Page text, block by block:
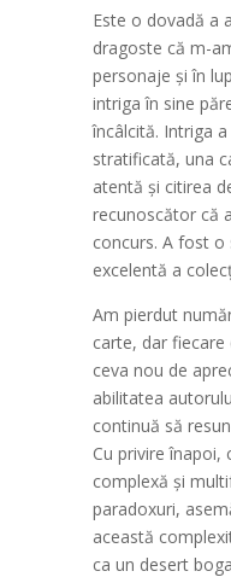
Este o dovadă a
dragoste că m-
personaje și în
intriga în sine
încâlcită. Intriga
stratificată, una
atentă și citirea
recunoscător că
concurs. A fost
excelentă a
Am pierdut
carte, dar fiecare
ceva nou de
abilitatea
continuă să
Cu privire
complexă și
paradoxuri,
această
ca un desert